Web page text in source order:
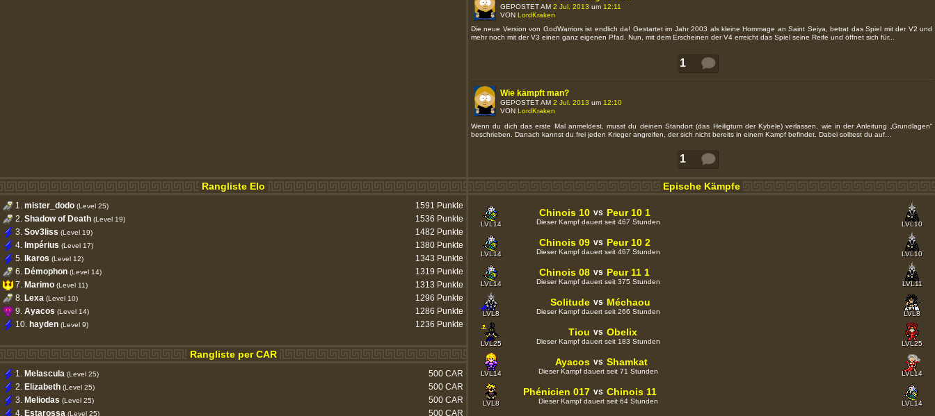
Rangliste Elo
1. mister_dodo (Level 25)
1591 Punkte
2. Shadow of Death (Level 19)
1536 Punkte
3. Sov3liss (Level 19)
1482 Punkte
4. Impérius (Level 17)
1380 Punkte
5. Ikaros (Level 12)
1343 Punkte
6. Démophon (Level 14)
1319 Punkte
7. Marimo (Level 11)
1313 Punkte
8. Lexa (Level 10)
1296 Punkte
9. Ayacos (Level 14)
1286 Punkte
10. hayden (Level 9) 1236 Punkte
Rangliste per CAR
1. Melascula (Level 25)
500 CAR
2. Elizabeth (Level 25)
500 CAR
3. Meliodas (Level 25)
500 CAR
4. Estarossa (Level 25) 500 CAR
Epische Kämpfe
LVL14
Chinois 10 vs Peur 10 1
Dieser Kampf dauert seit 467 Stunden LVL10
LVL14
Chinois 09 vs Peur 10 2
Dieser Kampf dauert seit 467 Stunden LVL10
LVL14
Chinois 08 vs Peur 11 1
Dieser Kampf dauert seit 375 Stunden LVL11
LVL8
Solitude vs Méchaou
Dieser Kampf dauert seit 266 Stunden LVL8
LVL25
Tiou vs Obelix
Dieser Kampf dauert seit 183 Stunden LVL25
LVL14
Ayacos vs Shamkat
Dieser Kampf dauert seit 71 Stunden LVL14
LVL8
Phénicien 017 vs Chinois 11
Dieser Kampf dauert seit 64 Stunden LVL14